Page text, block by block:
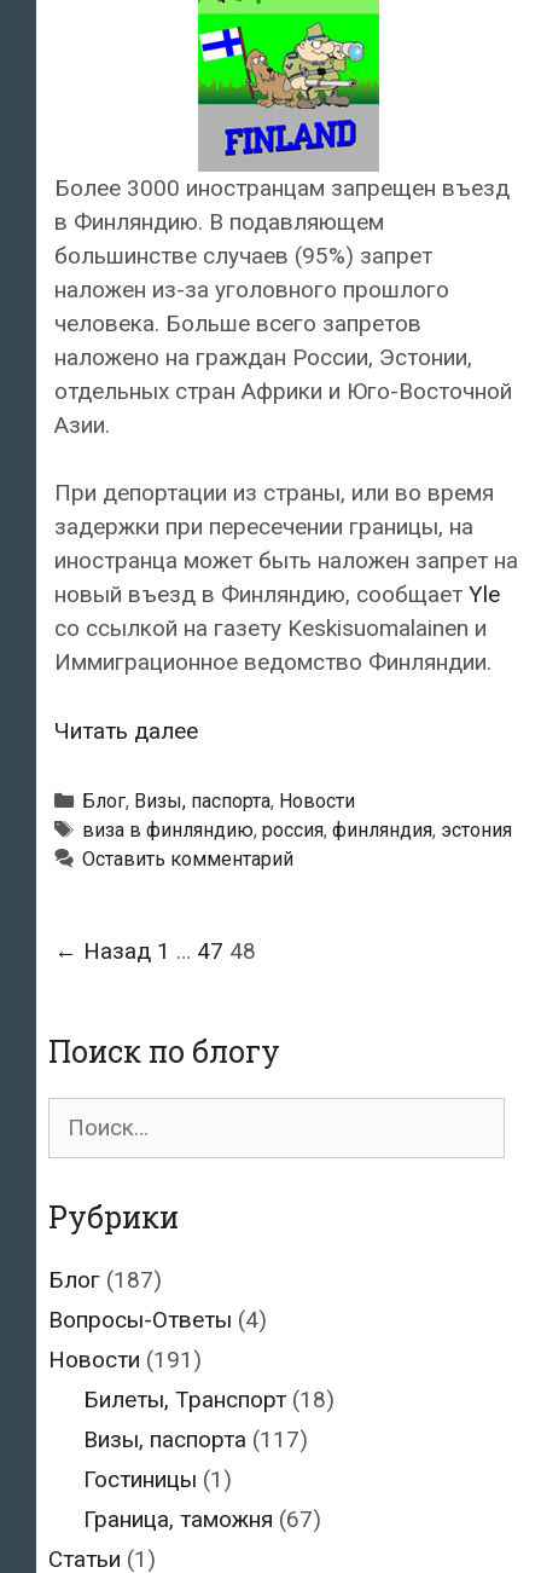
Более 3000 иностранцам запрещен въезд
в Финляндию. В подавляющем
большинстве случаев (95%) запрет
наложен из-за уголовного прошлого
человека. Больше всего запретов
наложено на граждан России, Эстонии,
отдельных стран Африки и Юго-Восточной
Азии.
При депортации из страны, или во время
задержки при пересечении границы, на
иностранца может быть наложен запрет на
новый въезд в Финляндию, сообщает Yle
со ссылкой на газету Keskisuomalainen и
Иммиграционное ведомство Финляндии.
Читать далееНескольким
иностранцев
запрещен
въезд
Рубрики
Блог, Визы, паспорта, Новости
Метки
виза в финляндию, россия, финляндия, эстония
Оставить комментарий
Навигация
← Назад 1 … 47 48
Поиск по блогу
Поиск
Рубрики
Блог (187)
Вопросы-Ответы (4)
Новости (191)
Билеты, Транспорт(18)
Визы, паспорта (117)
Гостиницы (1)
Граница, таможня (67)
Статьи (1)